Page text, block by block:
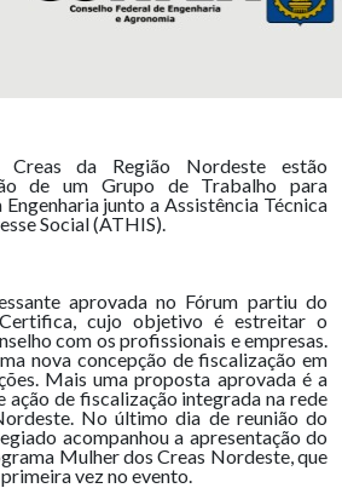
Creas da Região Nordeste estão
de um Grupo de Trabalho para
junto a Assistência Técnica
Social (ATHIS).
aprovada no Fórum partiu do
cujo objetivo é estreitar o
com os profissionais e empresas.
nova concepção de fiscalização em
Mais uma proposta aprovada é a
ação de fiscalização integrada na rede
No último dia de reunião do
acompanhou a apresentação do
Mulher dos Creas Nordeste, que
vez no evento.